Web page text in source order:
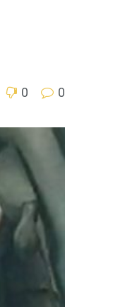
0 0